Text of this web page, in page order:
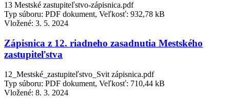
13 Mestské zastupiteľstvo-zápisnica.pdf
Typ súboru: PDF dokument, Veľkosť: 932,78 kB
Vložené: 3. 5. 2024
Zápisnica z 12. riadneho zasadnutia Mestského
zastupiteľstva
12_Mestské_zastupiteľstvo_Svit zápisnica.pdf
Typ súboru: PDF dokument, Veľkosť: 710,44 kB
Vložené: 8. 3. 2024